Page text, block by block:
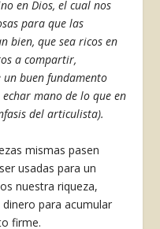
en Dios, el cual nos
para que las
bien, que sea ricos en
a compartir,
buen funda­mento
mano de lo que en
del articulista).
mismas pa­sen
usadas para un
nuestra riqueza,
para acumular
firme.